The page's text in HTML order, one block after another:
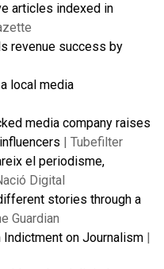
articles indexed in
revenue success by
local media
media company raises
| Tubefilter
el periodisme,
Digital
stories through a
Guardian
Indictment on Journalism